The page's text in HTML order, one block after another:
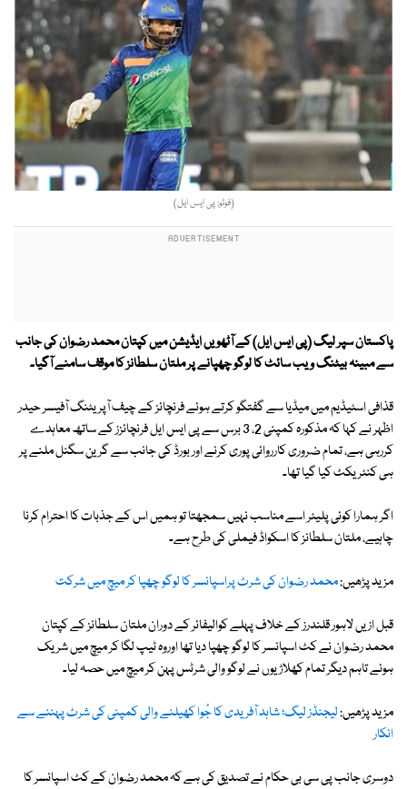
(فوٹو: پی ایس ایل)
پاکستان سپر لیگ (پی ایس ایل) کے آٹھویں ایڈیشن میں کپتان محمد رضوان کی جانب
سے مبینہ بیٹنگ ویب سائٹ کا لوگو چھپانے پر ملتان سلطانز کا موقف سامنے آگیا۔
قذافی اسٹیڈیم میں میڈیا سے گفتگو کرتے ہوئے فرنچائز کے چیف آپریٹنگ آفیسر حیدر
اظہر نے کہا کہ مذکورہ کمپنی 2، 3 برس سے پی ایس ایل فرنچائزز کے ساتھ معاہدے
کررہی ہے، تمام ضروری کارروائی پوری کرنے اور بورڈ کی جانب سے گرین سگنل ملنے پر
ہی کنٹریکٹ کیا گیا تھا۔
اگر ہمارا کوئی پلیئر اسے مناسب نہیں سمجھتا تو ہمیں اس کے جذبات کا احترام کرنا
چاہیے، ملتان سلطانز کا اسکواڈ فیملی کی طرح ہے۔
مزید پڑھیں:محمد رضوان کی شرٹ پراسپانسر کا لوگو چھپا کر میچ میں شرکت
قبل ازیں لاہور قلندرز کے خلاف پہلے کوالیفائر کے دوران ملتان سلطانز کے کپتان
محمد رضوان نے کٹ اسپانسر کا لوگو چھپا دیا تھا اوروہ ٹیپ لگا کر میچ میں شریک
ہوئے تاہم دیگر تمام کھلاڑیوں نے لوگو والی شرٹس پہن کر میچ میں حصہ لیا۔
مزید پڑھیں:لیجنڈز لیگ؛ شاہد آفریدی کا جُوا کھیلنے والی کمپنی کی شرٹ پہننے سے
انکار
دوسری جانب پی سی بی حکام نے تصدیق کی ہے کہ محمد رضوان کے کٹ اسپانسر کا